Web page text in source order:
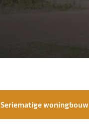
Seriematige woningbouw